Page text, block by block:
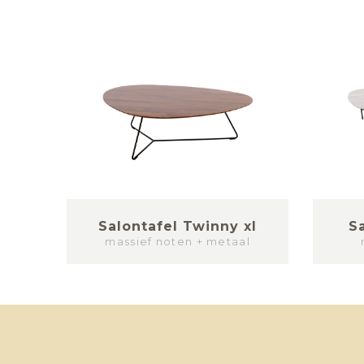
Salontafel Twinny xl
massief noten + metaal